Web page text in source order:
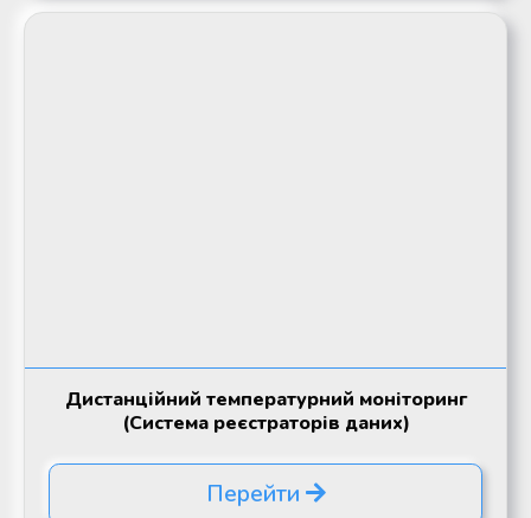
Дистанційний температурний моніторинг
(Система реєстраторів даних)
Перейти